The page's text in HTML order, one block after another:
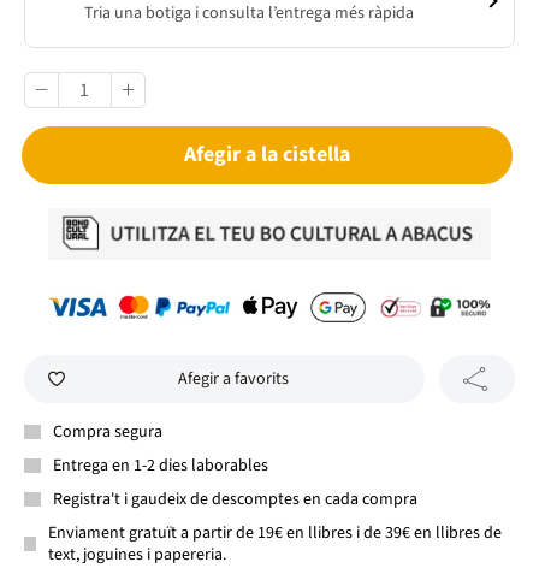
Tria una botiga i consulta l’entrega més ràpida
Afegir a la cistella
Afegir a favorits
Compra segura
Entrega en 1-2 dies laborables
Registra't i gaudeix de descomptes en cada compra
Enviament gratuït a partir de 19€ en llibres i de 39€ en llibres de
text, joguines i papereria.